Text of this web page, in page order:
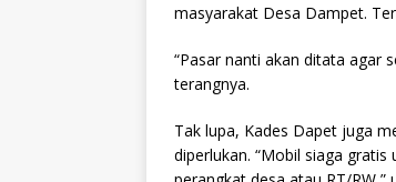
masyarakat Desa Dampet.
“Pasar nanti akan ditata agar
terangnya.
Tak lupa, Kades Dapet juga
diperlukan. “Mobil siaga